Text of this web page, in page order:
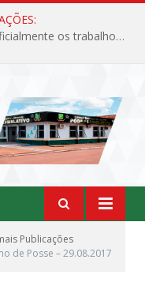
Câmara Municipal de Jacundá abre oficialmente os trabalhos legislativos de 2026
Publicações
de Posse – 29.08.2017